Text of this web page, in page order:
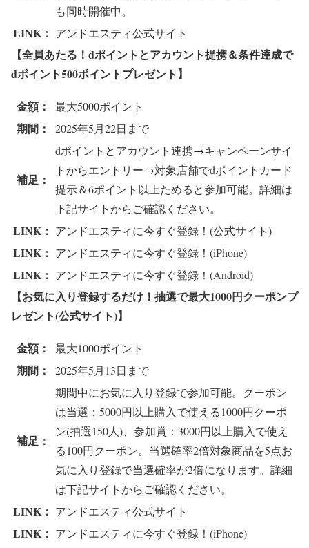
も同時開催中。
LINK： アンドエスティ公式サイト
【全員あたる！dポイントとアカウント提携＆条件達成で
dポイント500ポイントプレゼント】
金額： 最大5000ポイント
期間： 2025年5月22日まで
補足：
dポイントとアカウント連携→キャンペーンサイ
トからエントリー→対象店舗でdポイントカード
提示＆6ポイント以上ためると参加可能。詳細は
下記サイトからご確認ください。
LINK： アンドエスティに今すぐ登録！(公式サイト)
LINK： アンドエスティに今すぐ登録！(iPhone)
LINK： アンドエスティに今すぐ登録！(Android)
【お気に入り登録するだけ！抽選で最大1000円クーポンプ
レゼント(公式サイト)】
金額： 最大1000ポイント
期間： 2025年5月13日まで
補足：
期間中にお気に入り登録で参加可能。クーポン
は当選：5000円以上購入で使える1000円クーポ
ン(抽選150人)、参加賞：3000円以上購入で使え
る100円クーポン。当選確率2倍対象商品を5点お
気に入り登録で当選確率が2倍になります。詳細
は下記サイトからご確認ください。
LINK： アンドエスティ公式サイト
LINK： アンドエスティに今すぐ登録！(iPhone)